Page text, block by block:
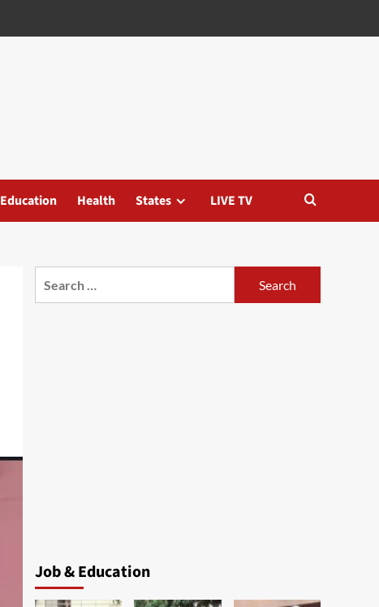
Education Health States LIVE TV
Job & Education